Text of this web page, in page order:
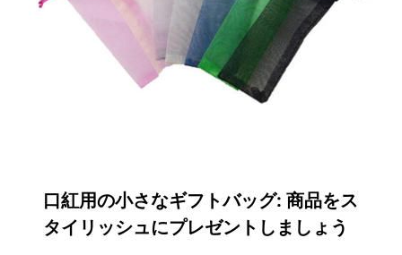
口紅用の小さなギフトバッグ: 商品をス
タイリッシュにプレゼントしましょう